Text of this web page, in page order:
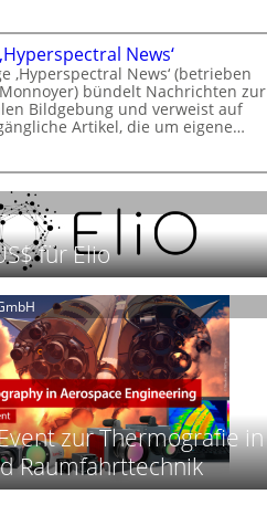
News‘
‚Hyperspectral News‘ (betrieben
bündelt Nachrichten zur
Bildgebung und verweist auf
Artikel, die um eigene…
für Elio
zur Thermografie in
Raumfahrttechnik